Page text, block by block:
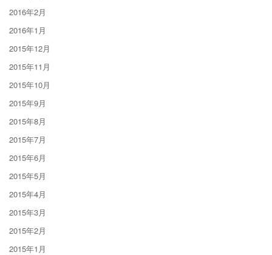
2016年2月
2016年1月
2015年12月
2015年11月
2015年10月
2015年9月
2015年8月
2015年7月
2015年6月
2015年5月
2015年4月
2015年3月
2015年2月
2015年1月